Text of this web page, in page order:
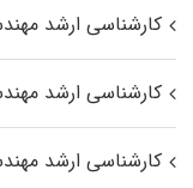
کارشناسی ارشد
کارشناسی ارشد
کارشناسی ارشد